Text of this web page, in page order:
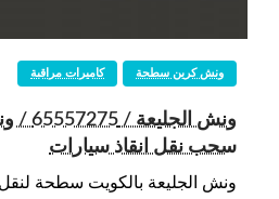
كاميرات مراقبة ونش كرين سطحة
ونش
سحب نقل انقاذ سيارات
ونش الجليعة بالكويت سطحة لنقل